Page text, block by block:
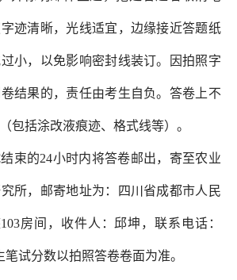
迹清晰，光线适宜，边缘接近答题纸
小，以免影响密封线装订。因拍照字
结果的，责任由考生自负。答卷上不
包括涂改液痕迹、格式线等）。
束的24小时内将答卷邮出，寄至农业
所，邮寄地址为：四川省成都市人民
房间，收件人：邱坤，联系电话：
笔试分数以拍照答卷卷面为准。